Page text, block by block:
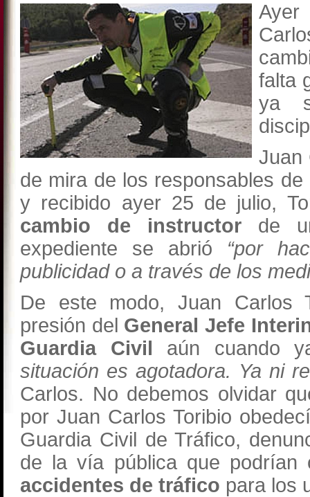
falta
ya
Juan
de mira de los responsables
y recibido ayer 25 de julio,
cambio de instructorde un
expediente se abrió “por
publicidad o a través de los
De este modo, Juan Carlos
presión del General Jefe
Guardia Civil aún cuando
situación es agotadora. Ya ni
Carlos. No debemos olvidar
por Juan Carlos Toribio
Guardia Civil de Tráfico,
de la vía pública que podrían
accidentes de tráfico para los